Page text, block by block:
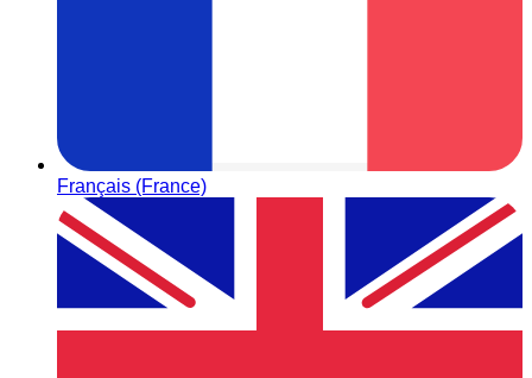
Français (France)